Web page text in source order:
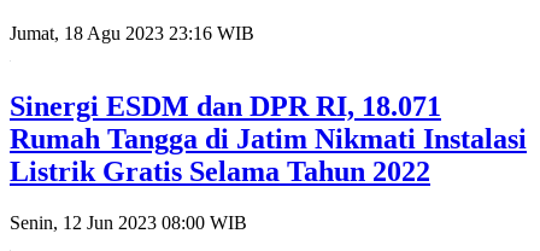
Jumat, 18 Agu 2023 23:16 WIB
Sinergi ESDM dan DPR RI, 18.071
Rumah Tangga di Jatim Nikmati Instalasi
Listrik Gratis Selama Tahun 2022
Senin, 12 Jun 2023 08:00 WIB